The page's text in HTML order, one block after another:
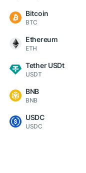
Bitcoin
BTC
Ethereum
ETH
Tether USDt
USDT
BNB
BNB
USDC
USDC